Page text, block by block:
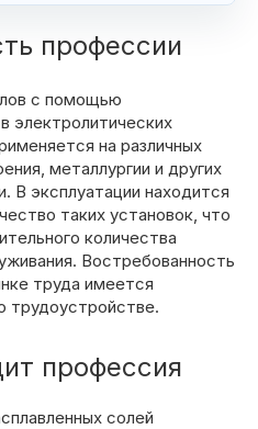
профессии
с помощью
электролитических
на различных
металлургии и других
В эксплуатации находится
таких установок, что
количества
Востребованность
труда имеется
трудоустройстве.
профессия
солей